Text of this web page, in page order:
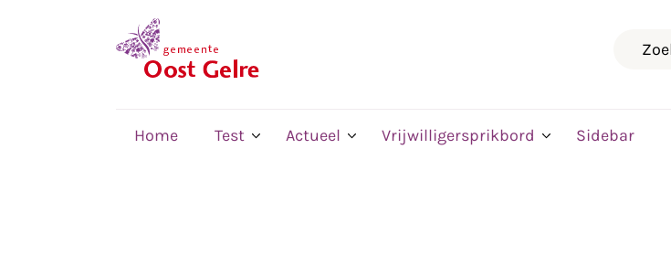
Home Test Actueel Vrijwilligersprikbord Sidebar